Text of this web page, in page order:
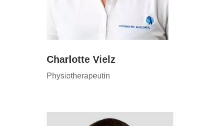
Charlotte Vielz
Physiotherapeutin